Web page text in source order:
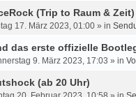
(Trip to Raum &
17. März 2023, 01:00 » in
das erste offizielle
9. März 2023, 17:03 » in
(ab 20 Uhr)